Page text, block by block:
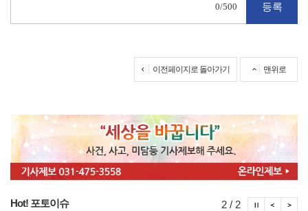
0/500
이전페이지로 돌아가기 맨위로
Hot! 포토이슈 2 / 2 포
포토이